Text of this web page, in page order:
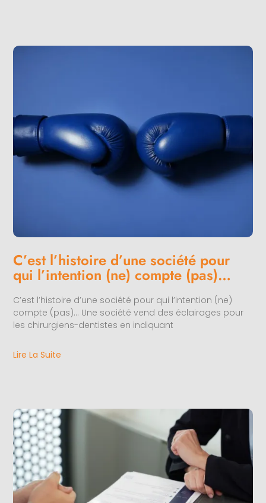
C’est l’histoire d’une société pour
qui l’intention (ne) compte (pas)…
C’est l’histoire d’une société pour qui l’intention (ne)
compte (pas)… Une société vend des éclairages pour
les chirurgiens-dentistes en indiquant
Lire La Suite